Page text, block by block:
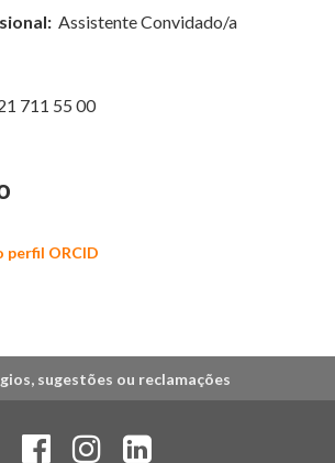
Assistente Convidado/a
711 55 00
perfil ORCID
sugestões ou reclamações